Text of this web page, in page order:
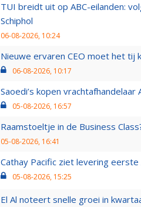
TUI breidt uit op ABC-eilanden:
Schiphol
06-08-2026, 10:24
Nieuwe ervaren CEO moet het tij
06-08-2026, 10:17
Saoedi’s kopen
05-08-2026, 16:57
Raamstoeltje in de Business
05-08-2026, 16:41
Cathay Pacific ziet levering
05-08-2026, 15:25
El Al noteert snelle groei in